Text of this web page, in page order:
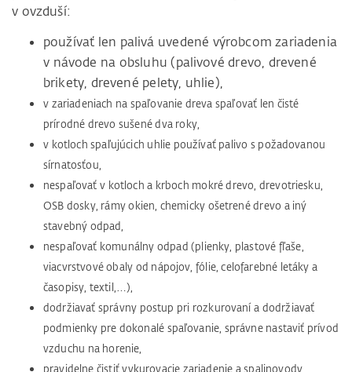
v ovzduší:
používať len palivá uvedené výrobcom zariadenia
v návode na obsluhu (palivové drevo, drevené
brikety, drevené pelety, uhlie),
v zariadeniach na spaľovanie dreva spaľovať len čisté
prírodné drevo sušené dva roky,
v kotloch spaľujúcich uhlie používať palivo s požadovanou
sírnatosťou,
nespaľovať v kotloch a krboch mokré drevo, drevotriesku,
OSB dosky, rámy okien, chemicky ošetrené drevo a iný
stavebný odpad,
nespaľovať komunálny odpad (plienky, plastové fľaše,
viacvrstvové obaly od nápojov, fólie, celofarebné letáky a
časopisy, textil,…),
dodržiavať správny postup pri rozkurovaní a dodržiavať
podmienky pre dokonalé spaľovanie, správne nastaviť prívod
vzduchu na horenie,
pravidelne čistiť vykurovacie zariadenie a spalinovody